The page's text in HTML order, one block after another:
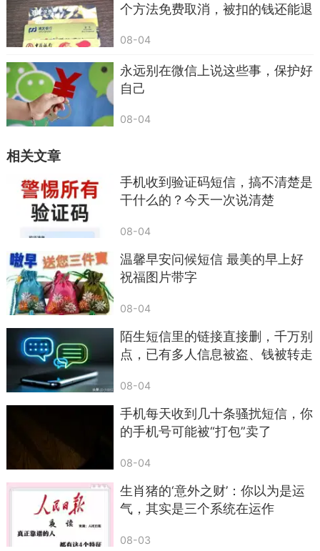
个方法免费取消，被扣的钱还能退
08-04
永远别在微信上说这些事，保护好
自己
08-04
相关文章
手机收到验证码短信，搞不清楚是
干什么的？今天一次说清楚
08-04
温馨早安问候短信 最美的早上好
祝福图片带字
08-04
陌生短信里的链接直接删，千万别
点，已有多人信息被盗、钱被转走
08-04
手机每天收到几十条骚扰短信，你
的手机号可能被“打包”卖了
08-04
生肖猪的‘意外之财’：你以为是运
气，其实是三个系统在运作
08-03